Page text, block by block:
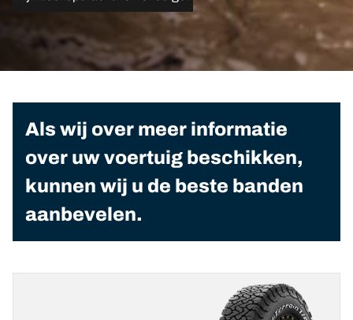
Als wij over meer informatie
over uw voertuig beschikken,
kunnen wij u de beste banden
aanbevelen.